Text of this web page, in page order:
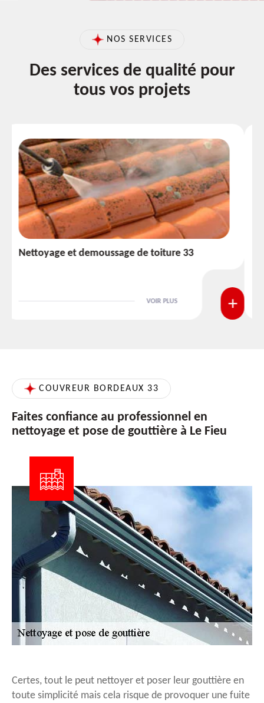
NOS SERVICES
Des services de qualité pour
tous vos projets
Etanchéité toiture 33
VOIR PLUS
COUVREUR BORDEAUX 33
Faites confiance au professionnel en
nettoyage et pose de gouttière à Le Fieu
Certes, tout le peut nettoyer et poser leur gouttière en
toute simplicité mais cela risque de provoquer une fuite